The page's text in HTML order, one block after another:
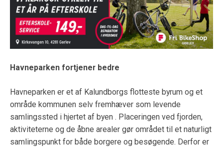
Havneparken fortjener bedre
Havneparken er et af Kalundborgs flotteste byrum og et
område kommunen selv fremhæver som levende
samlingssted i hjertet af byen . Placeringen ved fjorden,
aktiviteterne og de åbne arealer gør området til et naturligt
samlingspunkt for både borgere og besøgende. Derfor er